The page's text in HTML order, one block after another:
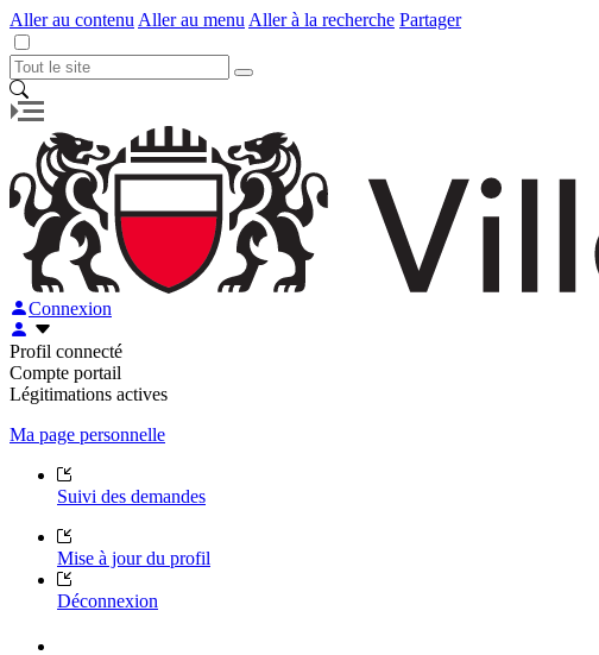
Aller au contenu Aller au menu Aller à la recherche Partager
Connexion
Profil connecté
Compte portail
Légitimations actives
Ma page personnelle
Suivi des demandes
Mise à jour du profil
Déconnexion